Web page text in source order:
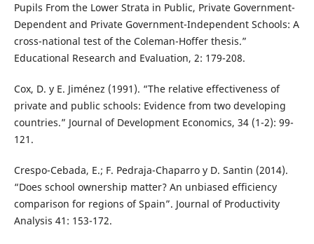
Pupils From the Lower Strata in Public, Private Government-
Dependent and Private Government-Independent Schools: A
cross-national test of the Coleman-Hoffer thesis.”
Educational Research and Evaluation, 2: 179-208.
Cox, D. y E. Jiménez (1991). “The relative effectiveness of
private and public schools: Evidence from two developing
countries.” Journal of Development Economics, 34 (1-2): 99-
121.
Crespo-Cebada, E.; F. Pedraja-Chaparro y D. Santin (2014).
“Does school ownership matter? An unbiased efficiency
comparison for regions of Spain”. Journal of Productivity
Analysis 41: 153-172.